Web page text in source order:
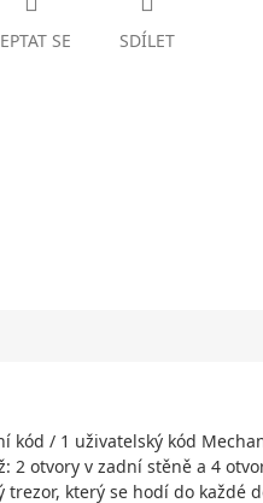
SE SDÍLET
kód / 1 uživatelský kód
2 otvory v zadní stěně a 4
který se hodí do každé